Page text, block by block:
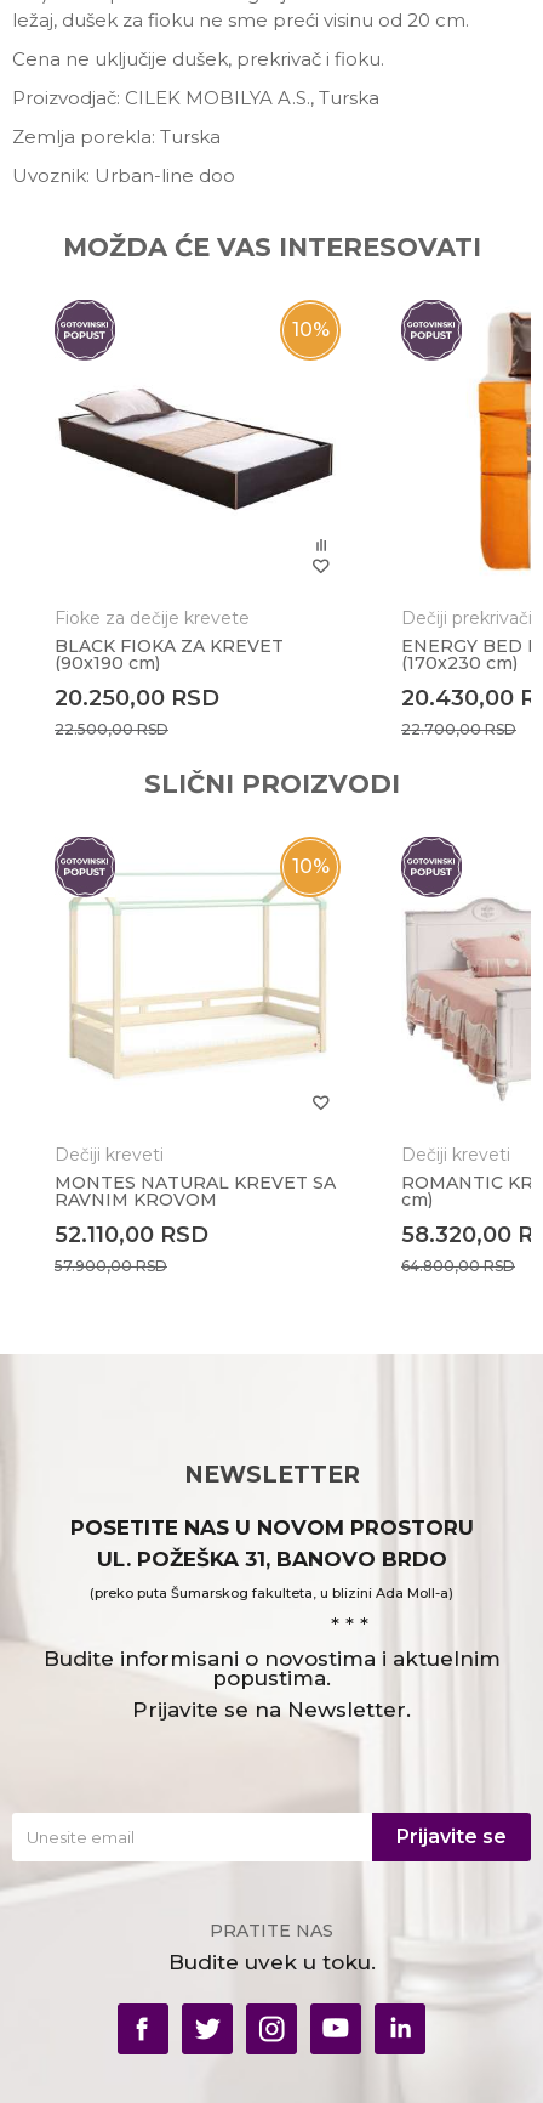
ležaj, dušek za fioku ne sme preći visinu od 20 cm.
Cena ne uključije dušek, prekrivač i fioku.
Proizvodjač: CILEK MOBILYA A.S., Turska
Zemlja porekla: Turska
Uvoznik: Urban-line doo
Email
Anti-spam zaštita - izračunajte koliko je 2 + 3 :
MOŽDA ĆE VAS INTERESOVATI
10%
Fioke za dečije krevete
BLACK FIOKA ZA KREVET
(90x190 cm)
20.250,00 RSD
22.500,00RSD
Dečiji prekrivači
ENERGY BED
(170x230 cm)
20.430,00
22.700,00RSD
SLIČNI PROIZVODI
10%
Dečiji kreveti
MONTES NATURAL KREVET SA
RAVNIM KROVOM
52.110,00 RSD
57.900,00RSD
Dečiji kreveti
ROMANTIC
cm)
58.320,00
64.800,00RSD
NEWSLETTER
POSETITE NAS U NOVOM PROSTORU
UL. POŽEŠKA 31, BANOVO BRDO
(preko puta Šumarskog fakulteta, u blizini Ada Moll-a)
* * *
Budite informisani o novostima i aktuelnim
popustima.
Prijavite se na Newsletter.
Prijavite se
PRATITE NAS
Budite uvek u toku.